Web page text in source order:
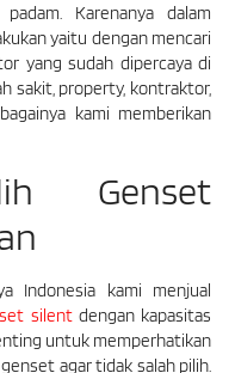
Karenanya dalam
yaitu dengan mencari
yang sudah dipercaya di
sakit, property, kontraktor,
kami memberikan
Genset
Indonesia kami menjual
silentdengan kapasitas
untuk memperhatikan
agar tidak salah pilih.